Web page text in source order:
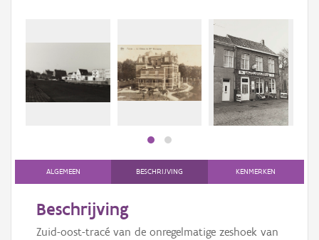
Persoon of collectief
AanmeldenALGEMEEN BESCHRIJVING KENMERKEN
Beschrijving
Zuid-oost-tracé van de onregelmatige zeshoek van